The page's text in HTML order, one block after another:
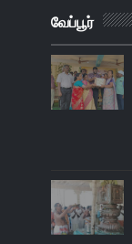
வேப்பூர்